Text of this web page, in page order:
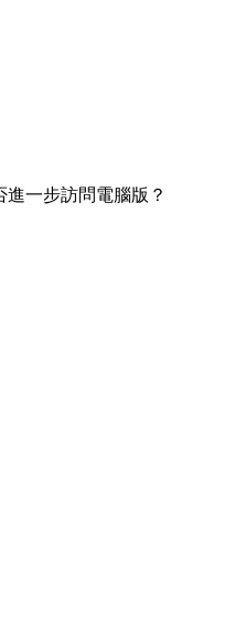
一步訪問電腦版？